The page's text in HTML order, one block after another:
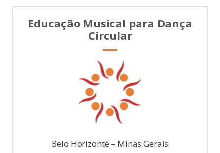
Educação Musical para Dança
Circular
Belo Horizonte – Minas Gerais